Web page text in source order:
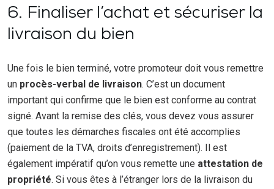
6. Finaliser l’achat et sécuriser la
livraison du bien
Une fois le bien terminé, votre promoteur doit vous remettre
un procès-verbal de livraison. C’est un document
important qui confirme que le bien est conforme au contrat
signé. Avant la remise des clés, vous devez vous assurer
que toutes les démarches fiscales ont été accomplies
(paiement de la TVA, droits d’enregistrement). Il est
également impératif qu’on vous remette une attestation de
propriété. Si vous êtes à l’étranger lors de la livraison du